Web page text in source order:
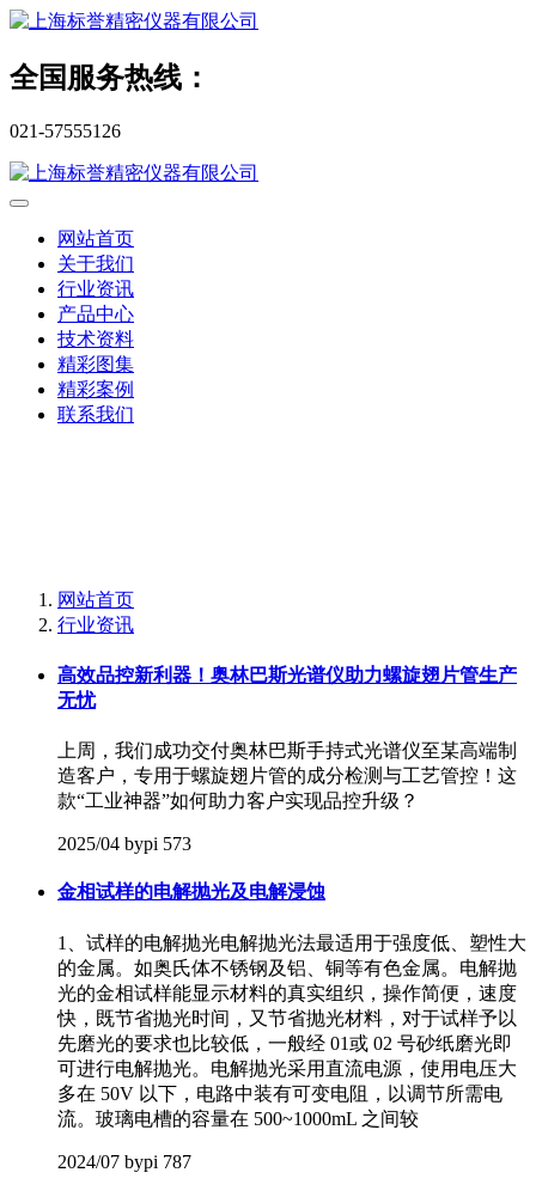
全国服务热线：
021-57555126
网站首页
关于我们
行业资讯
产品中心
技术资料
精彩图集
精彩案例
联系我们
网站首页
行业资讯
高效品控新利器！奥林巴斯光谱仪助力螺旋翅片管生产
无忧
上周，我们成功交付‌奥林巴斯手持式光谱仪‌至某高端制
造客户，专用于螺旋翅片管的‌成分检测与工艺管控‌！这
款“工业神器”如何助力客户实现品控升级？
2025/04 bypi 573
金相试样的电解抛光及电解浸蚀
1、试样的电解抛光电解抛光法最适用于强度低、塑性大
的金属。如奥氏体不锈钢及铝、铜等有色金属。电解抛
光的金相试样能显示材料的真实组织，操作简便，速度
快，既节省抛光时间，又节省抛光材料，对于试样予以
先磨光的要求也比较低，一般经 01或 02 号砂纸磨光即
可进行电解抛光。电解抛光采用直流电源，使用电压大
多在 50V 以下，电路中装有可变电阻，以调节所需电
流。玻璃电槽的容量在 500~1000mL 之间较
2024/07 bypi 787